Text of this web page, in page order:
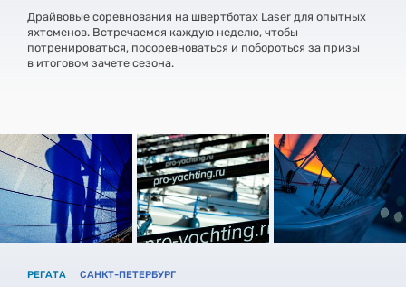
Драйвовые соревнования на швертботах Laser для опытных
яхтсменов. Встречаемся каждую неделю, чтобы
потренироваться, посоревноваться и побороться за призы
в итоговом зачете сезона.
РЕГАТА САНКТ-ПЕТЕРБУРГ